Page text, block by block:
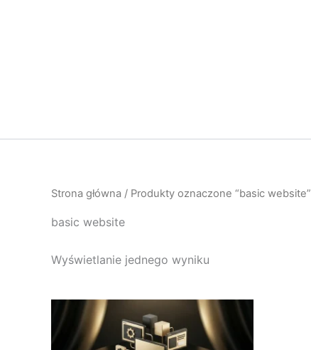
Strona główna / Produkty oznaczone “basic website”
basic website
Wyświetlanie jednego wyniku